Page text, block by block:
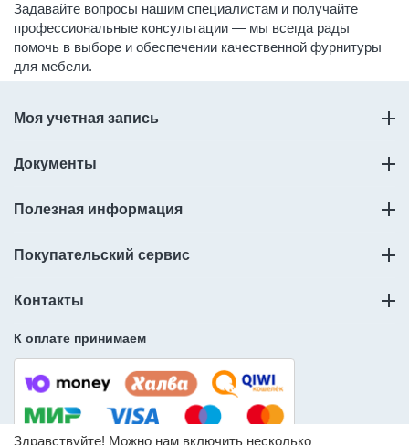
Задавайте вопросы нашим специалистам и получайте
профессиональные консультации — мы всегда рады
помочь в выборе и обеспечении качественной фурнитуры
для мебели.
Моя учетная запись
Документы
Полезная информация
Покупательский сервис
Контакты
К оплате принимаем
Здравствуйте! Можно нам включить несколько